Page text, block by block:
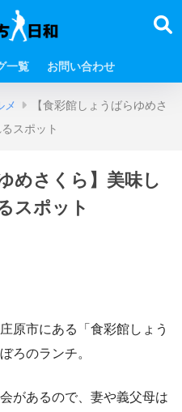
一覧 お問い合わせ
メ
【食彩館しょうばらゆめさ
スポット
めさくら】美味し
スポット
原市にある「食彩館しょう
ろのランチ。
があるので、妻や義父母は